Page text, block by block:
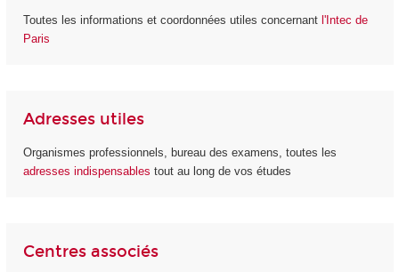
Toutes les informations et coordonnées utiles concernant l'Intec de
Paris
Adresses utiles
Organismes professionnels, bureau des examens, toutes les
adresses indispensables tout au long de vos études
Centres associés